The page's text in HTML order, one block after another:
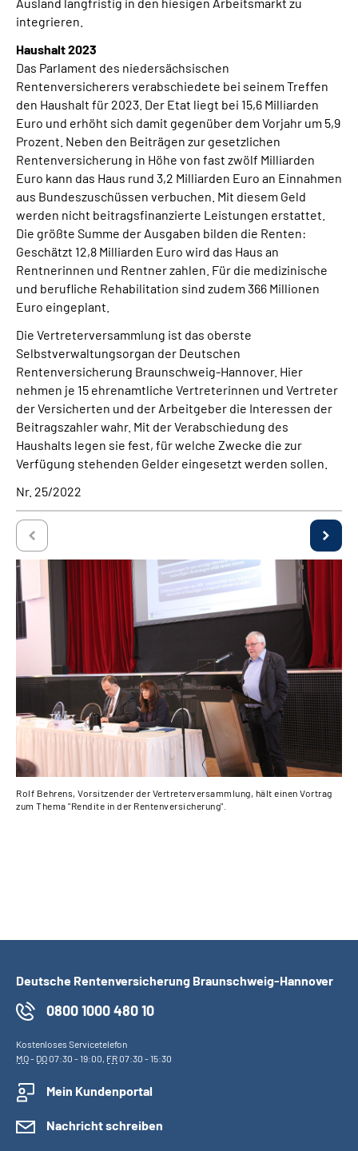
integrieren.
Haushalt 2023
Das Parlament des niedersächsischen
Rentenversicherers verabschiedete bei seinem Treffen
den Haushalt für 2023. Der Etat liegt bei 15,6 Milliarden
Euro und erhöht sich damit gegenüber dem Vorjahr um 5,9
Prozent. Neben den Beiträgen zur gesetzlichen
Rentenversicherung in Höhe von fast zwölf Milliarden
Euro kann das Haus rund 3,2 Milliarden Euro an Einnahmen
aus Bundeszuschüssen verbuchen. Mit diesem Geld
werden nicht beitragsfinanzierte Leistungen erstattet.
Die größte Summe der Ausgaben bilden die Renten:
Geschätzt 12,8 Milliarden Euro wird das Haus an
Rentnerinnen und Rentner zahlen. Für die medizinische
und berufliche Rehabilitation sind zudem 366 Millionen
Euro eingeplant.
Die Vertreterversammlung ist das oberste
Selbstverwaltungsorgan der Deutschen
Rentenversicherung Braunschweig-Hannover. Hier
nehmen je 15 ehrenamtliche Vertreterinnen und Vertreter
der Versicherten und der Arbeitgeber die Interessen der
Beitragszahler wahr. Mit der Verabschiedung des
Haushalts legen sie fest, für welche Zwecke die zur
Verfügung stehenden Gelder eingesetzt werden sollen.
Nr. 25/2022
Rolf Behrens, Vorsitzender der Vertreterversammlung, hält einen Vortrag
zum Thema "Rendite in der Rentenversicherung".
Deutsche Rentenversicherung Braunschweig-Hannover
0800 1000 480 10
Kostenloses Servicetelefon
MO- DO07:30 - 19:00, FR07:30 - 15:30
Mein Kundenportal
Nachricht schreiben